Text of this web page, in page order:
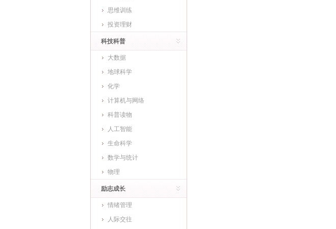
思维训练
投资理财
科技科普
大数据
地球科学
化学
计算机与网络
科普读物
人工智能
生命科学
数学与统计
物理
励志成长
情绪管理
人际交往